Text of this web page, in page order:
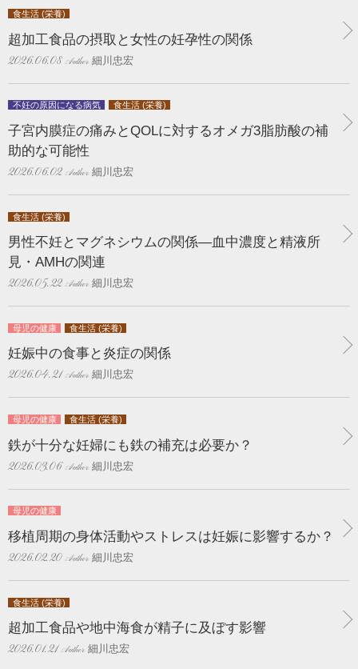
食生活 (栄養)
超加工食品の摂取と女性の妊孕性の関係
2026.06.08 細川忠宏
不妊の原因になる病気 食生活 (栄養)
子宮内膜症の痛みとQOLに対するオメガ3脂肪酸の補
助的な可能性
2026.06.02 細川忠宏
食生活 (栄養)
男性不妊とマグネシウムの関係―血中濃度と精液所
見・AMHの関連
2026.05.22 細川忠宏
母児の健康 食生活 (栄養)
妊娠中の食事と炎症の関係
2026.04.21 細川忠宏
母児の健康 食生活 (栄養)
鉄が十分な妊婦にも鉄の補充は必要か？
2026.03.06 細川忠宏
母児の健康
移植周期の身体活動やストレスは妊娠に影響するか？
2026.02.20 細川忠宏
食生活 (栄養)
超加工食品や地中海食が精子に及ぼす影響
2026.01.21 細川忠宏